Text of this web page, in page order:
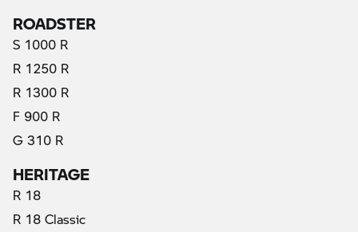
ROADSTER
S 1000 R
R 1250 R
R 1300 R
F 900 R
G 310 R
HERITAGE
R 18
R 18 Classic